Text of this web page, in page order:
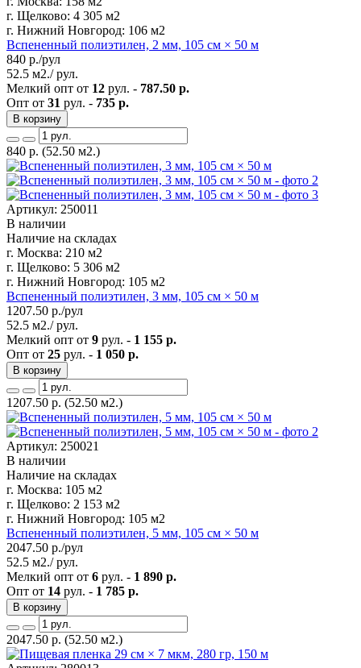
г. Щелково: 4 305 м2
г. Нижний Новгород: 106 м2
Вспененный полиэтилен, 2 мм, 105 см × 50 м
840 р./рул
52.5 м2./ рул.
Мелкий опт от 12 рул. - 787.50 р.
Опт от 31 рул. - 735 р.
В корзину
840 р. (52.50 м2.)
Артикул: 250011
В наличии
Наличие на складах
г. Москва: 210 м2
г. Щелково: 5 306 м2
г. Нижний Новгород: 105 м2
Вспененный полиэтилен, 3 мм, 105 см × 50 м
1207.50 р./рул
52.5 м2./ рул.
Мелкий опт от 9 рул. - 1 155 р.
Опт от 25 рул. - 1 050 р.
В корзину
1207.50 р. (52.50 м2.)
Артикул: 250021
В наличии
Наличие на складах
г. Москва: 105 м2
г. Щелково: 2 153 м2
г. Нижний Новгород: 105 м2
Вспененный полиэтилен, 5 мм, 105 см × 50 м
2047.50 р./рул
52.5 м2./ рул.
Мелкий опт от 6 рул. - 1 890 р.
Опт от 14 рул. - 1 785 р.
В корзину
2047.50 р. (52.50 м2.)